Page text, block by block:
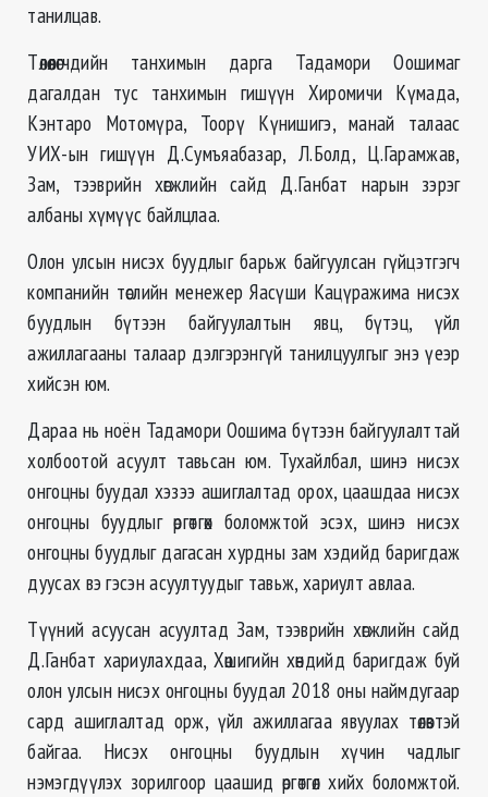
танилцав.
Төлөөлөгчдийн танхимын дарга Тадамори Оошимаг
дагалдан тус танхимын гишүүн Хиромичи Күмада,
Кэнтаро Мотомүра, Тоорү Күнишигэ, манай талаас
УИХ-ын гишүүн Д.Сумъяабазар, Л.Болд, Ц.Гарамжав,
Зам, тээврийн хөгжлийн сайд Д.Ганбат нарын зэрэг
албаны хүмүүс байлцлаа.
Олон улсын нисэх буудлыг барьж байгуулсан гүйцэтгэгч
компанийн төслийн менежер Яасүши Кацүражима нисэх
буудлын бүтээн байгуулалтын явц, бүтэц, үйл
ажиллагааны талаар дэлгэрэнгүй танилцуулгыг энэ үеэр
хийсэн юм.
Дараа нь ноён Тадамори Оошима бүтээн байгуулалттай
холбоотой асуулт тавьсан юм. Тухайлбал, шинэ нисэх
онгоцны буудал хэзээ ашиглалтад орох, цаашдаа нисэх
онгоцны буудлыг өргөтгөх боломжтой эсэх, шинэ нисэх
онгоцны буудлыг дагасан хурдны зам хэдийд баригдаж
дуусах вэ гэсэн асуултуудыг тавьж, хариулт авлаа.
Түүний асуусан асуултад Зам, тээврийн хөгжлийн сайд
Д.Ганбат хариулахдаа, Хөшигийн хөндийд баригдаж буй
олон улсын нисэх онгоцны буудал 2018 оны наймдугаар
сард ашиглалтад орж, үйл ажиллагаа явуулах төлөвтэй
байгаа. Нисэх онгоцны буудлын хүчин чадлыг
нэмэгдүүлэх зорилгоор цаашид өргөтгөл хийх боломжтой.